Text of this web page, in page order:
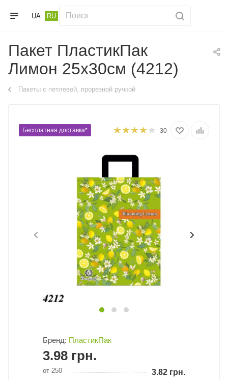
UA RU
Пакет ПластикПак
Лимон 25х30см (4212)
Пакеты с петлевой, прорезной ручкой
Бесплатная доставка* 30
Бренд: ПластикПак
3.98 грн.
от 250 3.82 грн.